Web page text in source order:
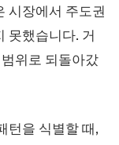
시장에서 주도권
못했습니다. 거
위로 되돌아갔
턴을 식별할 때,